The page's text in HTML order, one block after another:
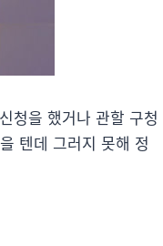
청을 했거나 관할 구청
텐데 그러지 못해 정